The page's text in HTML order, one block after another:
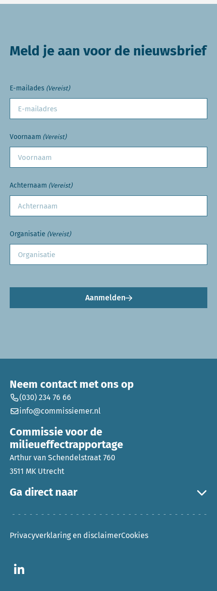
Meld je aan voor de nieuwsbrief
E-mailades (Vereist)
Voornaam (Vereist)
Achternaam (Vereist)
Organisatie (Vereist)
Aanmelden
Ga direct naar
Neem contact met ons op
(030) 234 76 66
info@commissiemer.nl
Commissie voor de
milieueffectrapportage
Arthur van Schendelstraat 760
3511 MK Utrecht
Privacyverklaring en disclaimerCookies
Ga naar LinkedIn